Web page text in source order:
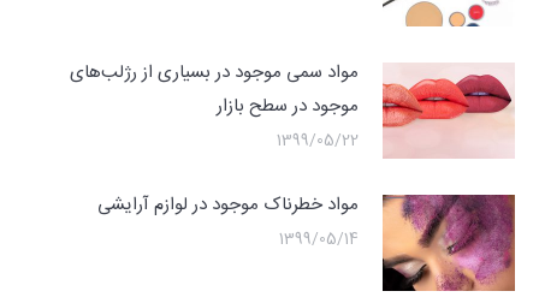
مواد سمی موجود در بسیاری از رژلب‌های
موجود در سطح بازار
1399/05/22
مواد خطرناک موجود در لوازم آرایشی
1399/05/14